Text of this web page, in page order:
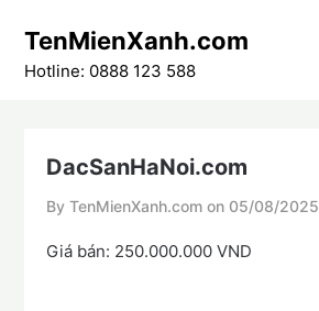
content
TenMienXanh.com
Hotline: 0888 123 588
DacSanHaNoi.com
By TenMienXanh.com on 05/08/2025
Giá bán: 250.000.000 VND